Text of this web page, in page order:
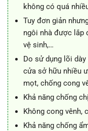
không có quá
Tuy đơn giản
ngôi nhà được lắp
vệ sinh,…
Do sử dụng lõi dày
cửa sở hữu nhiều
mọt, chống cong
Khả năng chống
Không cong vênh,
Khả năng chống